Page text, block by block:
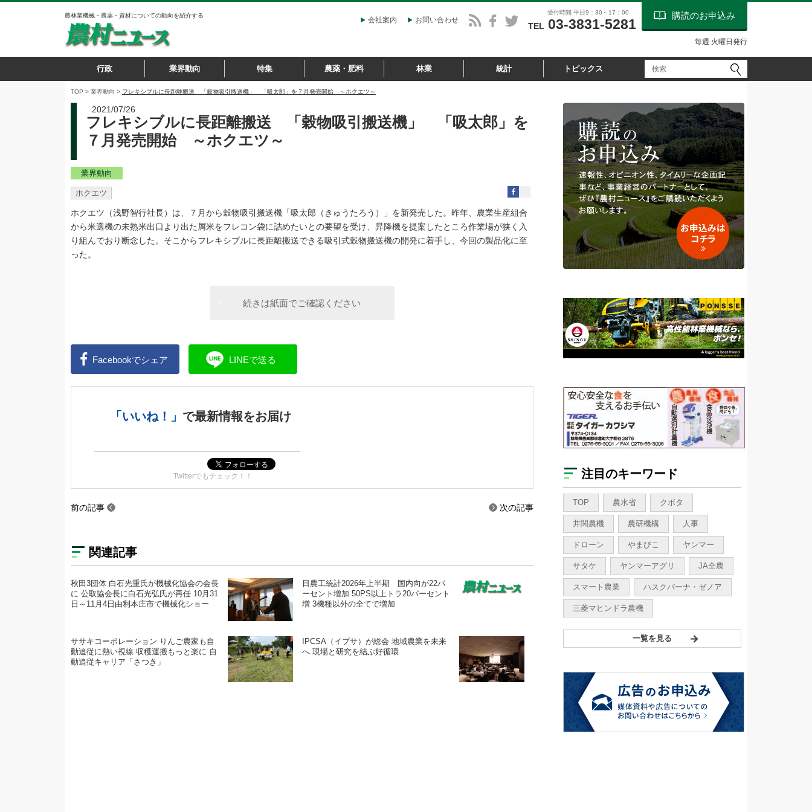
農林業機械・農薬・資材についての動向を紹介する
会社案内 お問い合わせ
受付時間 平日9：30～17：00
TEL 03-3831-5281
購読のお申込み
毎週 火曜日発行
行政 業界動向 特集 農薬・肥料 林業 統計 トピックス
TOP > 業界動向 > フレキシブルに長距離搬送 「穀物吸引搬送機」 「吸太郎」を７月発売開始 ～ホクエツ～
2021/07/26
フレキシブルに長距離搬送 「穀物吸引搬送機」 「吸太郎」を
７月発売開始 ～ホクエツ～
業界動向
ホクエツ
ホクエツ（浅野智行社長）は、７月から穀物吸引搬送機「吸太郎（きゅうたろう）」を新発売した。昨年、農業生産組合
から米選機の未熟米出口より出た屑米をフレコン袋に詰めたいとの要望を受け、昇降機を提案したところ作業場が狭く入
り組んでおり断念した。そこからフレキシブルに長距離搬送できる吸引式穀物搬送機の開発に着手し、今回の製品化に至
った。
続きは紙面でご確認ください
Facebookでシェア LINEで送る
「いいね！」 で最新情報をお届け
Twitterでもチェック！！
前の記事 次の記事
関連記事
秋田3団体 白石光重氏が機械化協会の会長
に 公取協会長に白石光弘氏が再任 10月31
日～11月4日由利本庄市で機械化ショー
日農工統計2026年上半期 国内向が22パ
ーセント増加 50PS以上トラ20パーセント
増 3機種以外の全てで増加
ササキコーポレーション りんご農家も自
動追従に熱い視線 収穫運搬もっと楽に 自
動追従キャリア「さつき」
IPCSA（イプサ）が総会 地域農業を未来
へ 現場と研究を結ぶ好循環
注目のキーワード
TOP 農水省 クボタ
井関農機 農研機構 人事
ドローン やまびこ ヤンマー
サタケ ヤンマーアグリ JA全農
スマート農業 ハスクバーナ・ゼノア
三菱マヒンドラ農機
一覧を見る